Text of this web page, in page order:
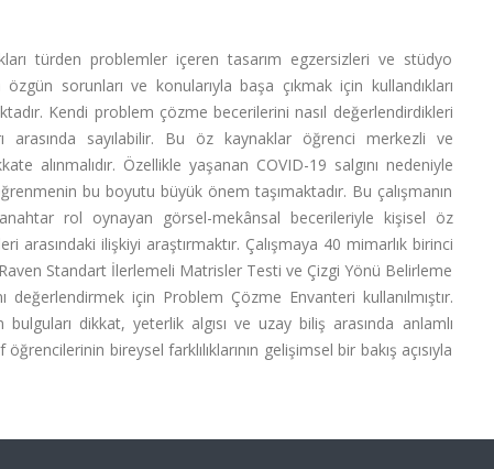
türden problemler içeren tasarım egzersizleri ve stüdyo
sorunları ve konularıyla başa çıkmak için kullandıkları
Kendi problem çözme becerilerini nasıl değerlendirdikleri
sayılabilir. Bu öz kaynaklar öğrenci merkezli ve
alınmalıdır. Özellikle yaşanan COVID-19 salgını nedeniyle
bu boyutu büyük önem taşımaktadır. Bu çalışmanın
rol oynayan görsel-mekânsal becerileriyle kişisel öz
arasındaki ilişkiyi araştırmaktır. Çalışmaya 40 mimarlık birinci
Standart İlerlemeli Matrisler Testi ve Çizgi Yönü Belirleme
değerlendirmek için Problem Çözme Envanteri kullanılmıştır.
bulguları dikkat, yeterlik algısı ve uzay biliş arasında anlamlı
bireysel farklılıklarının gelişimsel bir bakış açısıyla